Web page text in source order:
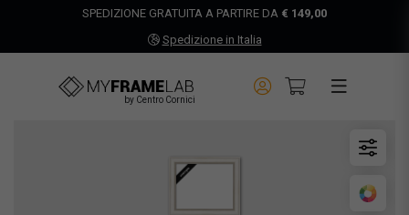
SPEDIZIONE GRATUITA A PARTIRE DA € 149,00
Spedizione in Italia
by Centro Cornici